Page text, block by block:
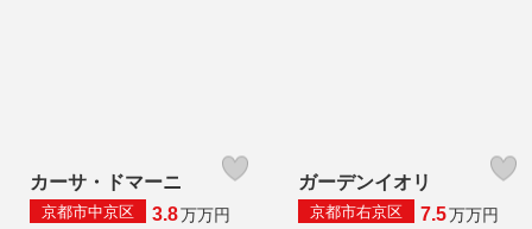
カーサ・ドマーニ
京都市中京区 3.8万万円
ガーデンイオリ
京都市右京区 7.5万万円